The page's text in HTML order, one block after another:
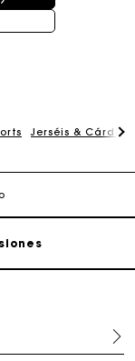
Jerséis &
de 2-3 días